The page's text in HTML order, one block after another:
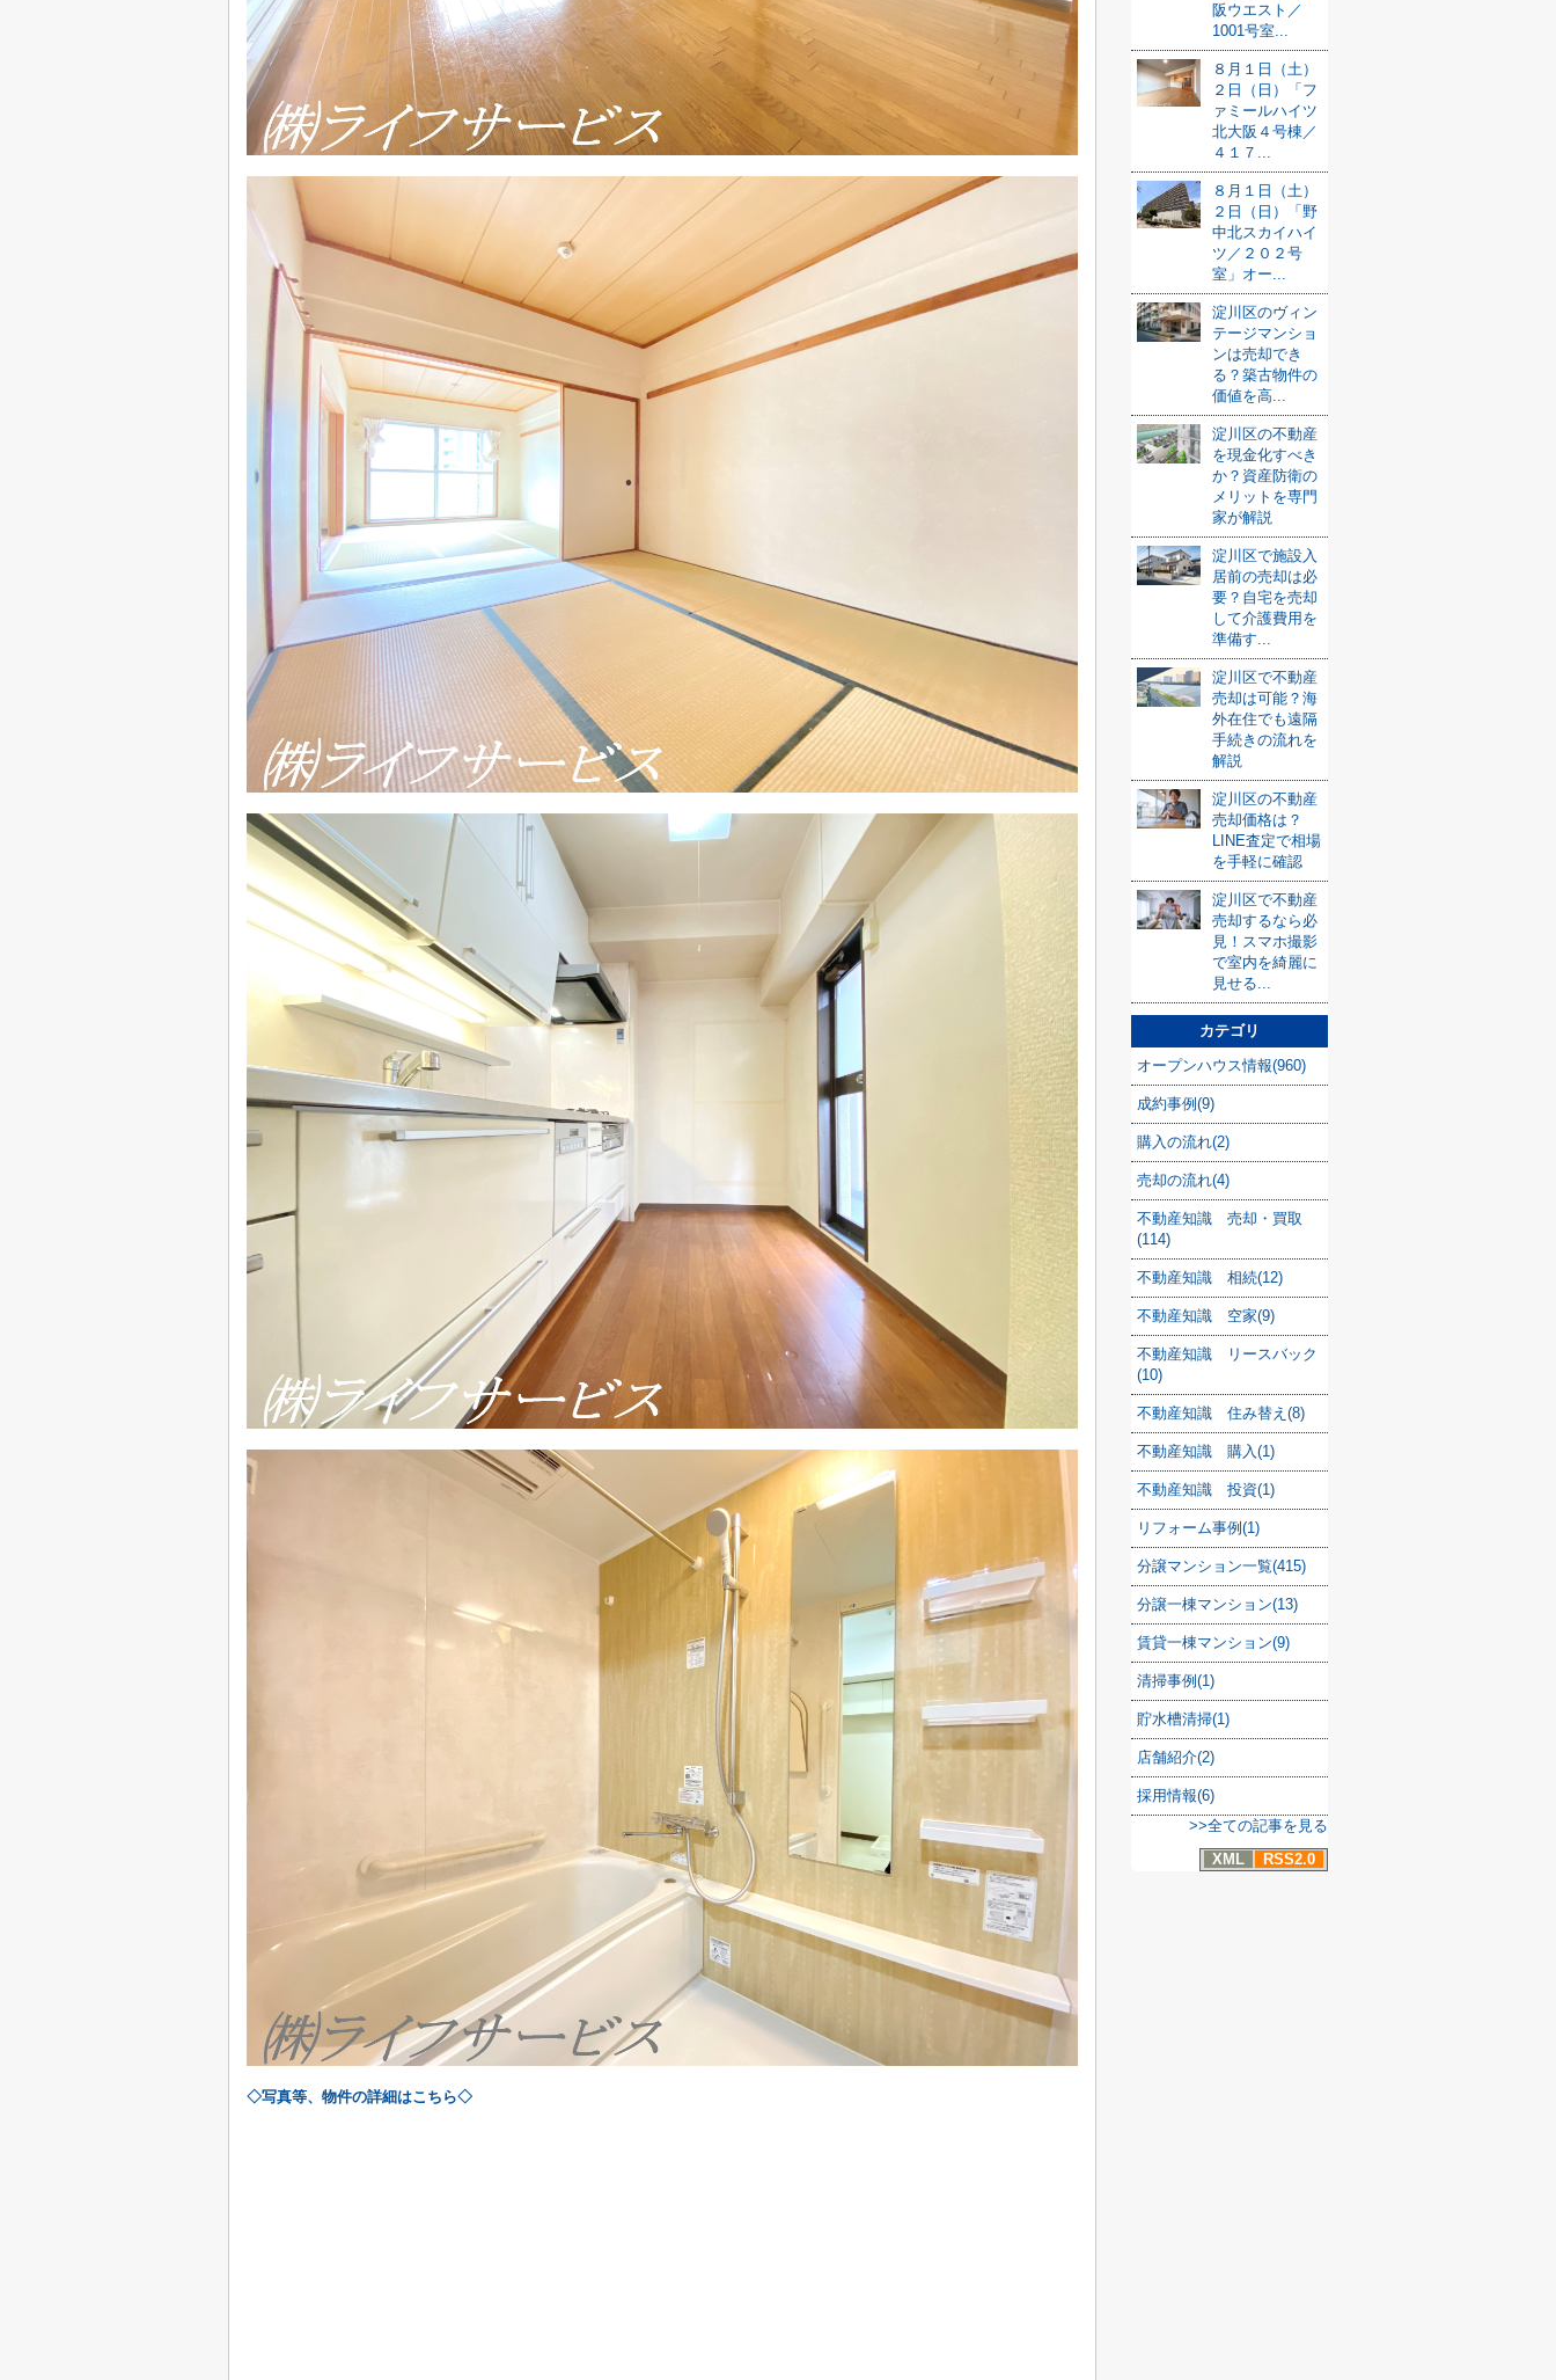
◇写真等、物件の詳細はこちら◇
阪ウエスト／
1001号室...
８月１日（土）
２日（日）「フ
ァミールハイツ
北大阪４号棟／
４１７...
８月１日（土）
２日（日）「野
中北スカイハイ
ツ／２０２号
室」オー...
淀川区のヴィン
テージマンショ
ンは売却でき
る？築古物件の
価値を高...
淀川区の不動産
を現金化すべき
か？資産防衛の
メリットを専門
家が解説
淀川区で施設入
居前の売却は必
要？自宅を売却
して介護費用を
準備す...
淀川区で不動産
売却は可能？海
外在住でも遠隔
手続きの流れを
解説
淀川区の不動産
売却価格は？
LINE査定で相場
を手軽に確認
淀川区で不動産
売却するなら必
見！スマホ撮影
で室内を綺麗に
見せる...
カテゴリ
オープンハウス情報(960)
成約事例(9)
購入の流れ(2)
売却の流れ(4)
不動産知識 売却・買取
(114)
不動産知識 相続(12)
不動産知識 空家(9)
不動産知識 リースバック
(10)
不動産知識 住み替え(8)
不動産知識 購入(1)
不動産知識 投資(1)
リフォーム事例(1)
分譲マンション一覧(415)
分譲一棟マンション(13)
賃貸一棟マンション(9)
清掃事例(1)
貯水槽清掃(1)
店舗紹介(2)
採用情報(6)
>>全ての記事を見る
XML
RSS2.0